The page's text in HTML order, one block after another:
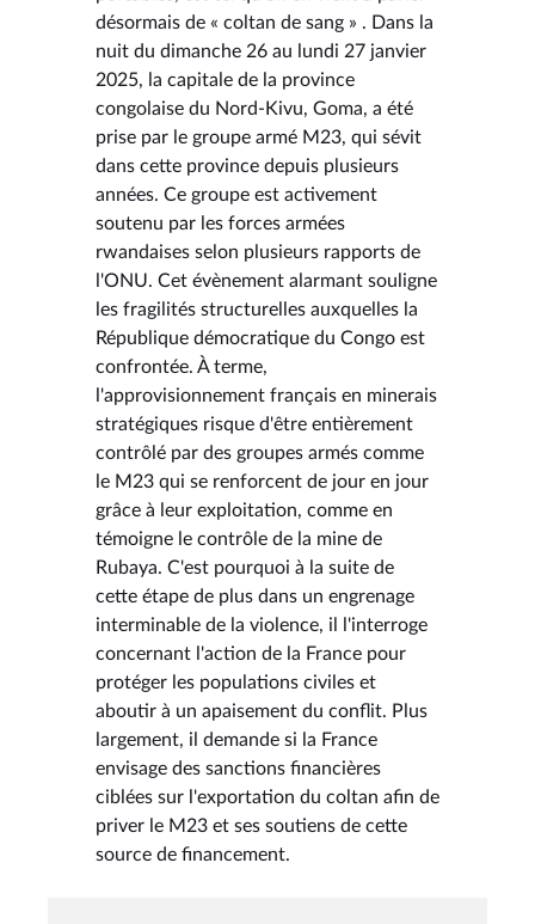
désormais de « coltan de sang » . Dans la
nuit du dimanche 26 au lundi 27 janvier
2025, la capitale de la province
congolaise du Nord-Kivu, Goma, a été
prise par le groupe armé M23, qui sévit
dans cette province depuis plusieurs
années. Ce groupe est activement
soutenu par les forces armées
rwandaises selon plusieurs rapports de
l'ONU. Cet évènement alarmant souligne
les fragilités structurelles auxquelles la
République démocratique du Congo est
confrontée. À terme,
l'approvisionnement français en minerais
stratégiques risque d'être entièrement
contrôlé par des groupes armés comme
le M23 qui se renforcent de jour en jour
grâce à leur exploitation, comme en
témoigne le contrôle de la mine de
Rubaya. C'est pourquoi à la suite de
cette étape de plus dans un engrenage
interminable de la violence, il l'interroge
concernant l'action de la France pour
protéger les populations civiles et
aboutir à un apaisement du conflit. Plus
largement, il demande si la France
envisage des sanctions financières
ciblées sur l'exportation du coltan afin de
priver le M23 et ses soutiens de cette
source de financement.